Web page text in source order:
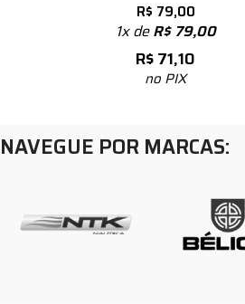
R$ 79,00
1x deR$79,00
R$71,10
no PIX
NAVEGUE POR MARCAS: